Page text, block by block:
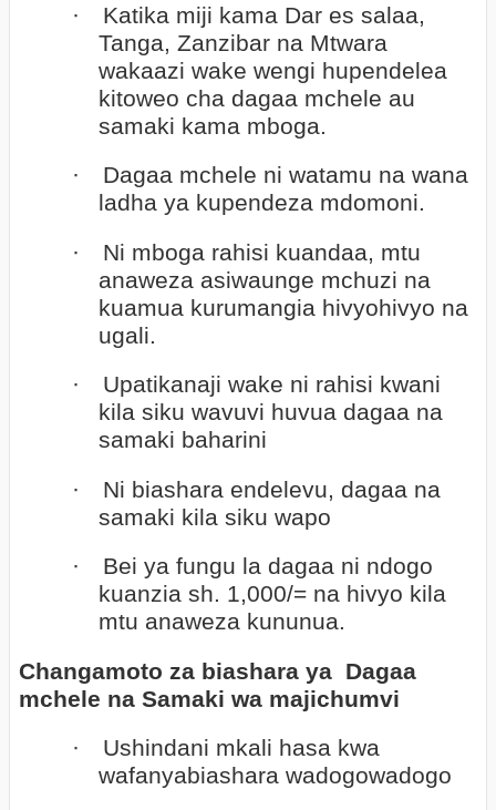
·
Katika miji kama Dar es salaa,
Tanga, Zanzibar na Mtwara
wakaazi wake wengi hupendelea
kitoweo cha dagaa mchele au
samaki kama mboga.
·
Dagaa mchele ni watamu na wana
ladha ya kupendeza mdomoni.
·
Ni mboga rahisi kuandaa, mtu
anaweza asiwaunge mchuzi na
kuamua kurumangia hivyohivyo na
ugali.
·
Upatikanaji wake ni rahisi kwani
kila siku wavuvi huvua dagaa na
samaki baharini
·
Ni biashara endelevu, dagaa na
samaki kila siku wapo
·
Bei ya fungu la dagaa ni ndogo
kuanzia sh. 1,000/= na hivyo kila
mtu anaweza kununua.
Changamoto za biashara ya Dagaa
mchele na Samaki wa majichumvi
·
Ushindani mkali hasa kwa
wafanyabiashara wadogowadogo